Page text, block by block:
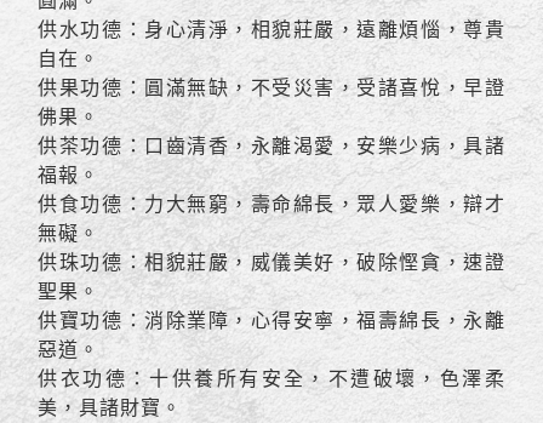
供水功德：身心清淨，相貌莊嚴，遠離煩惱，尊貴
自在。
供果功德：圓滿無缺，不受災害，受諸喜悅，早證
佛果。
供茶功德：口齒清香，永離渴愛，安樂少病，具諸
福報。
供食功德：力大無窮，壽命綿長，眾人愛樂，辯才
無礙。
供珠功德：相貌莊嚴，威儀美好，破除慳貪，速證
聖果。
供寶功德：消除業障，心得安寧，福壽綿長，永離
惡道。
供衣功德：十供養所有安全，不遭破壞，色澤柔
美，具諸財寶。